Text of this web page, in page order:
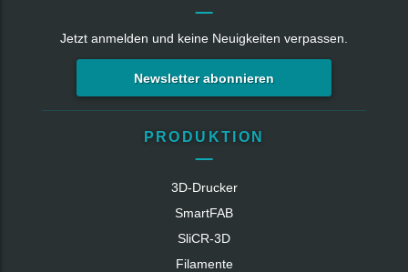
Jetzt anmelden und keine Neuigkeiten verpassen.
Newsletter abonnieren
PRODUKTION
3D-Drucker
SmartFAB
SliCR‑3D
Filamente